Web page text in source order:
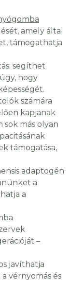
amely által
támogathatja
segíthet
hogy
számára
kapjanak
más olyan
támogatása,
adaptogén
a
a
–
javíthatja
vérnyomás és